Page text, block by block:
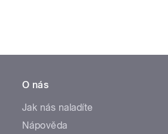
O nás
Jak nás naladíte
Nápověda